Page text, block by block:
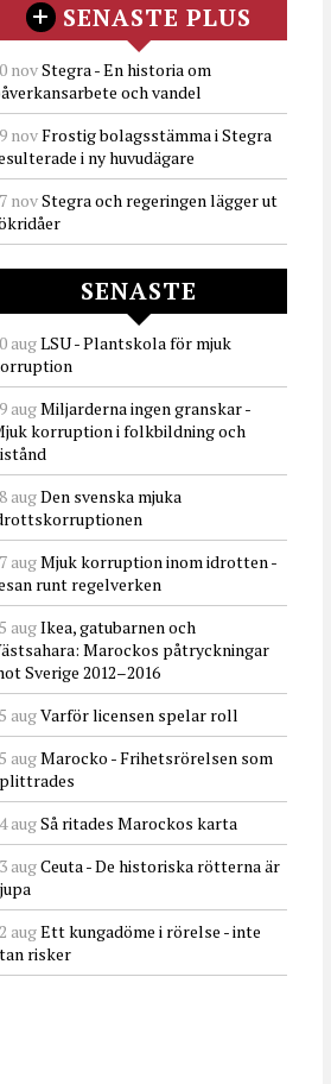
SENASTE PLUS
novStegra - En historia om
och vandel
novFrostig bolagsstämma i Stegra
i ny huvudägare
novStegra och regeringen lägger ut
SENASTE
augLSU - Plantskola för mjuk
augMiljarderna ingen granskar -
korruption i folkbildning och
augDen svenska mjuka
augMjuk korruption inom idrotten -
runt regelverken
augIkea, gatubarnen och
Marockos påtryckningar
Sverige 2012–2016
augVarför licensen spelar roll
augMarocko - Frihetsrörelsen som
augSå ritades Marockos karta
augCeuta - De historiska rötterna är
augEtt kungadöme i rörelse - inte
risker